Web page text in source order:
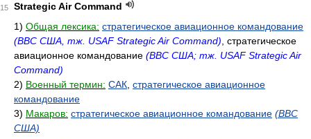
15
Strategic Air Command
1) Общая лексика: стратегическое авиационное командование
(ВВС США, тж. USAF Strategic Air Command) , стратегическое
авиационное командование (ВВС США; тж. USAF Strategic Air
Command)
2) Военный термин: САК стратегическое авиационное
командование
3) Макаров: стратегическое авиационное командование (ВВС
США)